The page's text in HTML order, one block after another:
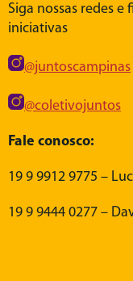
Siga nossas redes
iniciativas
@juntoscampinas
@coletivojuntos
Fale conosco:
19 9 9912 9775 –
19 9 9444 0277 –